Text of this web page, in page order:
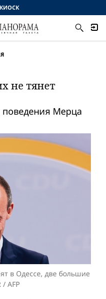
не тянет
поведения Мерца
в Одессе, две большие
/ AFP